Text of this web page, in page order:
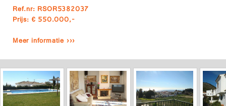
Ref.nr: RSOR5382037
Prijs: € 550.000,-
Meer informatie ›››